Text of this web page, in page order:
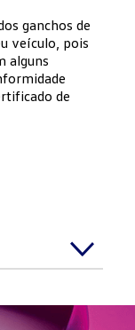
ganchos de
veículo, pois
alguns
de